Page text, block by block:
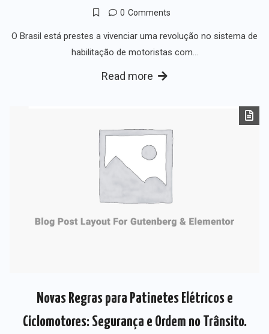
0 Comments
O Brasil está prestes a vivenciar uma revolução no sistema de
habilitação de motoristas com…
Read more
Novas Regras para Patinetes Elétricos e
Ciclomotores: Segurança e Ordem no Trânsito.